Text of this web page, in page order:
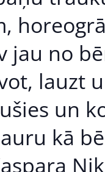
jau no
lauzt
un
kā